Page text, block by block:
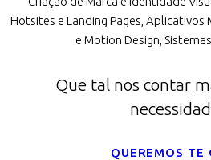
Hotsites e Landing Pages, Aplicativos
e Motion Design,
Que tal nos contar
QUEREMOS TE